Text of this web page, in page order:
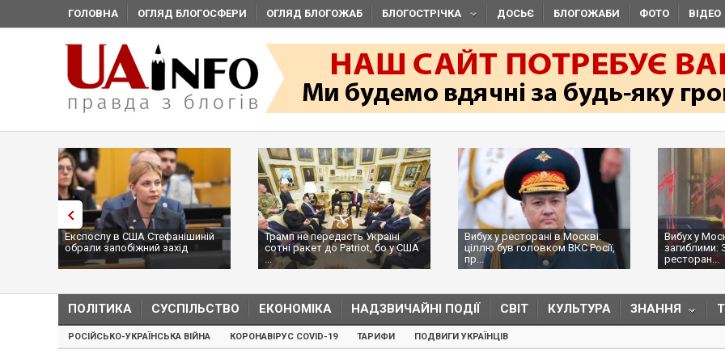
ГОЛОВНА ОГЛЯД БЛОГОСФЕРИ ОГЛЯД БЛОГОЖАБ БЛОГОСТРІЧКА ДОСЬЄ БЛОГОЖАБИ ФОТО ВІДЕО
Експослу в США Стефанішиній
обрали запобіжний захід
Трамп не передасть Україні
сотні ракет до Patriot, бо у США
...
Вибух у ресторані в Москві:
ціллю був головком ВКС Росії,
пр...
Вибух у
загиблими:
ресторан...
ПОЛІТИКА СУСПІЛЬСТВО ЕКОНОМІКА НАДЗВИЧАЙНІ ПОДІЇ СВІТ КУЛЬТУРА ЗНАННЯ
РОСІЙСЬКО-УКРАЇНСЬКА ВІЙНА КОРОНАВІРУС COVID-19 ТАРИФИ ПОДВИГИ УКРАЇНЦІВ